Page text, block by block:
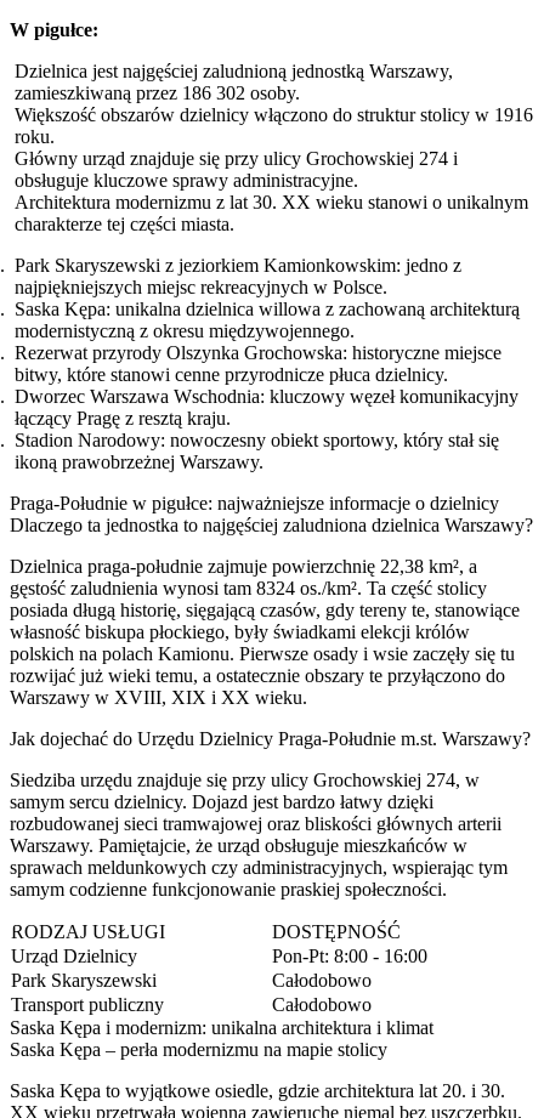
W pigułce:
Dzielnica jest najgęściej zaludnioną jednostką Warszawy,
zamieszkiwaną przez 186 302 osoby.
Większość obszarów dzielnicy włączono do struktur stolicy w 1916
roku.
Główny urząd znajduje się przy ulicy Grochowskiej 274 i
obsługuje kluczowe sprawy administracyjne.
Architektura modernizmu z lat 30. XX wieku stanowi o unikalnym
charakterze tej części miasta.
Park Skaryszewski z jeziorkiem Kamionkowskim: jedno z
najpiękniejszych miejsc rekreacyjnych w Polsce.
Saska Kępa: unikalna dzielnica willowa z zachowaną architekturą
modernistyczną z okresu międzywojennego.
Rezerwat przyrody Olszynka Grochowska: historyczne miejsce
bitwy, które stanowi cenne przyrodnicze płuca dzielnicy.
Dworzec Warszawa Wschodnia: kluczowy węzeł komunikacyjny
łączący Pragę z resztą kraju.
Stadion Narodowy: nowoczesny obiekt sportowy, który stał się
ikoną prawobrzeżnej Warszawy.
Praga-Południe w pigułce: najważniejsze informacje o dzielnicy
Dlaczego ta jednostka to najgęściej zaludniona dzielnica Warszawy?
Dzielnica praga-południe zajmuje powierzchnię 22,38 km², a
gęstość zaludnienia wynosi tam 8324 os./km². Ta część stolicy
posiada długą historię, sięgającą czasów, gdy tereny te, stanowiące
własność biskupa płockiego, były świadkami elekcji królów
polskich na polach Kamionu. Pierwsze osady i wsie zaczęły się tu
rozwijać już wieki temu, a ostatecznie obszary te przyłączono do
Warszawy w XVIII, XIX i XX wieku.
Jak dojechać do Urzędu Dzielnicy Praga-Południe m.st. Warszawy?
Siedziba urzędu znajduje się przy ulicy Grochowskiej 274, w
samym sercu dzielnicy. Dojazd jest bardzo łatwy dzięki
rozbudowanej sieci tramwajowej oraz bliskości głównych arterii
Warszawy. Pamiętajcie, że urząd obsługuje mieszkańców w
sprawach meldunkowych czy administracyjnych, wspierając tym
samym codzienne funkcjonowanie praskiej społeczności.
RODZAJ USŁUGI
DOSTĘPNOŚĆ
Urząd Dzielnicy
Pon-Pt: 8:00 - 16:00
Park Skaryszewski
Całodobowo
Transport publiczny
Całodobowo
Saska Kępa i modernizm: unikalna architektura i klimat
Saska Kępa – perła modernizmu na mapie stolicy
Saska Kępa to wyjątkowe osiedle, gdzie architektura lat 20. i 30.
XX wieku przetrwała wojenną zawieruchę niemal bez uszczerbku.